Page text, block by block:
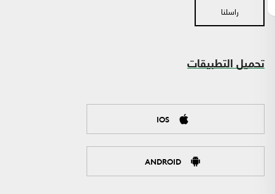
راسلنا
تحميل التطبيقات
IOS
ANDROID